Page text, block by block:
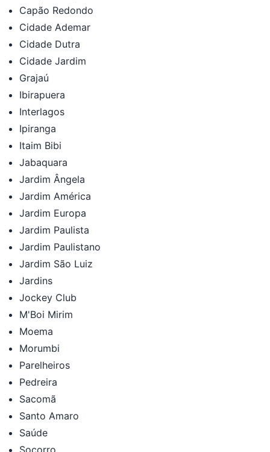
Capão Redondo
Cidade Ademar
Cidade Dutra
Cidade Jardim
Grajaú
Ibirapuera
Interlagos
Ipiranga
Itaim Bibi
Jabaquara
Jardim Ângela
Jardim América
Jardim Europa
Jardim Paulista
Jardim Paulistano
Jardim São Luiz
Jardins
Jockey Club
M'Boi Mirim
Moema
Morumbi
Parelheiros
Pedreira
Sacomã
Santo Amaro
Saúde
Socorro